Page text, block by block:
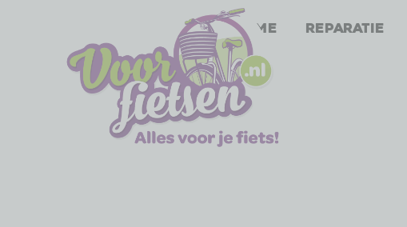
Home Reparatie